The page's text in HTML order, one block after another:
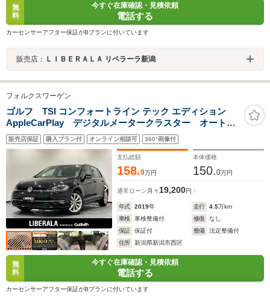
無
料
今すぐ在庫確認・見積依頼
電話する
カーセンサーアフター保証がBプランに付いています
販売店： ＬＩＢＥＲＡＬＡ リベラーラ新潟
フォルクスワーゲン
ゴルフ TSI コンフォートライン テック エディション
AppleCarPlay デジタルメータークラスター オートハ
イトコントロール機能付LEDヘッドライト Bluetooth/フ
ルセグTV/CD/DVD アダプティブクルーズコントロー
ル レーンキープアシストシステム スタッドレスセッ
販売店保証 購入プラン付 オンライン相談可 360°画像付
支払総額
158.9万円
本体価格
150.0万円
通常ローン 月々 19,200円
年式 2019年 走行 4.5万km
車検
車検整備付 修復
なし
保証
保証付 整備
法定整備付
住所
新潟県新潟市西区
無
料
今すぐ在庫確認・見積依頼
電話する
カーセンサーアフター保証がBプランに付いています